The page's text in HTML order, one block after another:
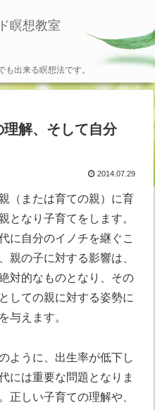
瞑想教室
出来る瞑想法です。
解、そして自分
2014.07.29
（または育ての親）に育
となり子育てをします。
に自分のイノチを継ぐこ
親の子に対する影響は、
対的なものとなり、その
しての親に対する姿勢に
与えます。
ように、出生率が低下し
には重要な問題となりま
正しい子育ての理解や、